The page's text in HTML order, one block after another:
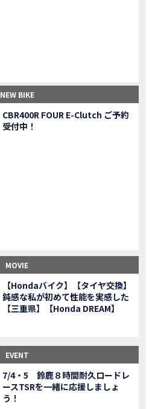
にてレンタルバイクキャンペーン実施中💫
1泊2日マスツーリング｜三重県〜静岡県｜Honda CL500 AfricaTwin
載！三重の美味しいもの・パワースポット！【Honda Dream 松阪】
女子ツーリング|三重県 松阪スタート！Honda Rebel250•500
性ライダーがライティングスクールに潜入【HMS】Honda 400X
ーサイクリストスクールを体験してきました【バイク女子】
乗らないバイクはHonda Dreamへ！
えさんバイク売れました！」連絡があり行ってきました
茉ひるさんご来店】ホンダドリーム四日市
キットロード】オープン当日イベントレポ！
ンダドリーム鈴鹿サーキットロードOPEN！ #茉ひる
な理由。〇〇で納得の買取してもらいました|Honda X-ADV
TYPE R♪スタッフオススメの鈴鹿ドライブへ！【後編】
の…【Honda GoldWing AfricaTwin】試乗会in鈴鹿ツインサーキット
ルマ夢のコラボイベント！「HCM２＆４サーキットフェス」レポ
女子6人がツーリング行ったらwww
ーリング行った結果ww！後編
のマスツーリングへついていった【三重〜長野•茶臼山高原経由】Honda CL500
TYPE R♪ スタッフオススメの鈴鹿ドライブへ！【前編】
キットフェス2023 紹介動画②
ットフェス2023 紹介動画①
市のご紹介
ご紹介
のご紹介
グフォトギャラリー
NEW BIKE
CBR400R FOUR E-Clutch ご予約
受付中！
MOVIE
【Hondaバイク】【タイヤ交換】
鈍感な私が初めて性能を実感した
【三重県】【Honda DREAM】
EVENT
7/4・5 鈴鹿８時間耐久ロードレ
ースTSRを一緒に応援しましょ
う！